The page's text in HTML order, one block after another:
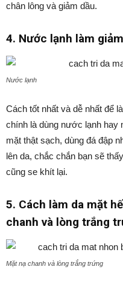
chân lông và giảm dầu.
4. Nước lạnh làm
Nước lạnh
Cách tốt nhất và dễ nhất để
chính là dùng nước lạnh
mặt thật sạch, dùng đá đập
lên da, chắc chắn bạn sẽ
cũng se khít lại.
5. Cách làm da mặt
chanh và lòng trắng
Mặt nạ chanh và lòng trắng trứng